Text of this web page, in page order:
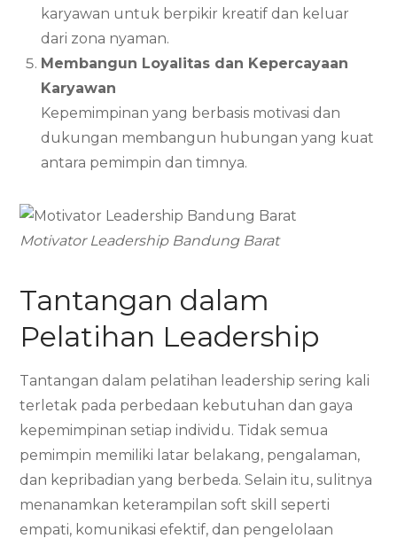
karyawan untuk berpikir kreatif dan keluar
dari zona nyaman.
Membangun Loyalitas dan Kepercayaan
Karyawan
Kepemimpinan yang berbasis motivasi dan
dukungan membangun hubungan yang kuat
antara pemimpin dan timnya.
Motivator Leadership Bandung Barat
Tantangan dalam
Pelatihan Leadership
Tantangan dalam pelatihan leadership sering kali
terletak pada perbedaan kebutuhan dan gaya
kepemimpinan setiap individu. Tidak semua
pemimpin memiliki latar belakang, pengalaman,
dan kepribadian yang berbeda. Selain itu, sulitnya
menanamkan keterampilan soft skill seperti
empati, komunikasi efektif, dan pengelolaan